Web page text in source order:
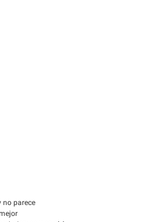
no parece